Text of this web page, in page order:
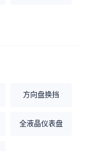
方向盘换挡
全液晶仪表盘